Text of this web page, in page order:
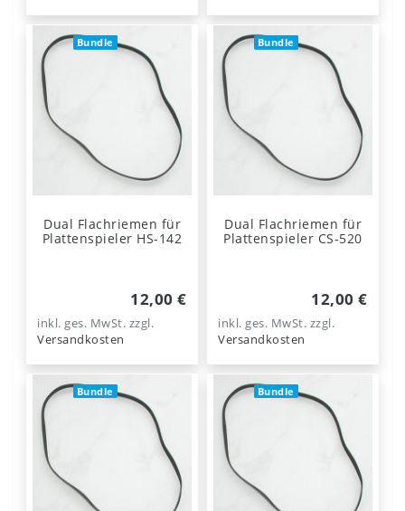
Bundle
Dual Flachriemen für
Plattenspieler HS-142
12,00 €
inkl. ges. MwSt. zzgl.
Versandkosten
Bundle
Dual Flachriemen für
Plattenspieler CS-520
12,00 €
inkl. ges. MwSt. zzgl.
Versandkosten
Bundle Bundle